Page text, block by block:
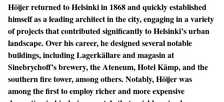
Höijer returned to Helsinki in 1868 and quickly established
himself as a leading architect in the city, engaging in a variety
of projects that contributed significantly to Helsinki’s urban
landscape. Over his career, he designed several notable
buildings, including Lagerkällare and magasin at
Sinebrychoff’s brewery, the Ateneum, Hotel Kämp, and the
southern fire tower, among others. Notably, Höijer was
among the first to employ richer and more expensive